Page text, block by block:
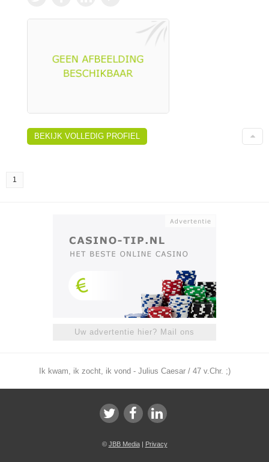
BEKIJK VOLLEDIG PROFIEL
1
Uw advertentie hier? Mail ons
Ik kwam, ik zocht, ik vond - Julius Caesar / 47 v.Chr. ;)
© JBB Media| Privacy